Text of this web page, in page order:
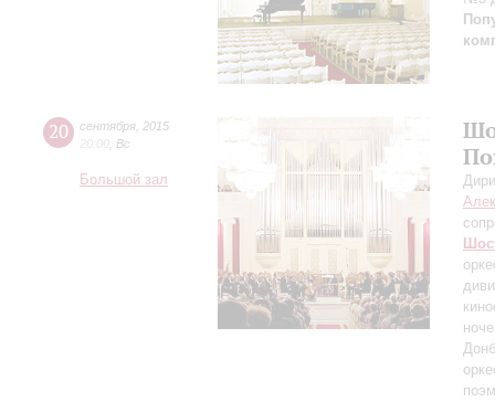
20 сентября 2015
20:00 Вс
Большой зал